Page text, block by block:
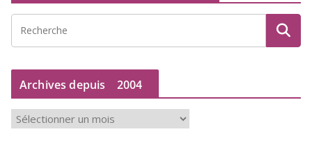
Archives depuis 2004
r